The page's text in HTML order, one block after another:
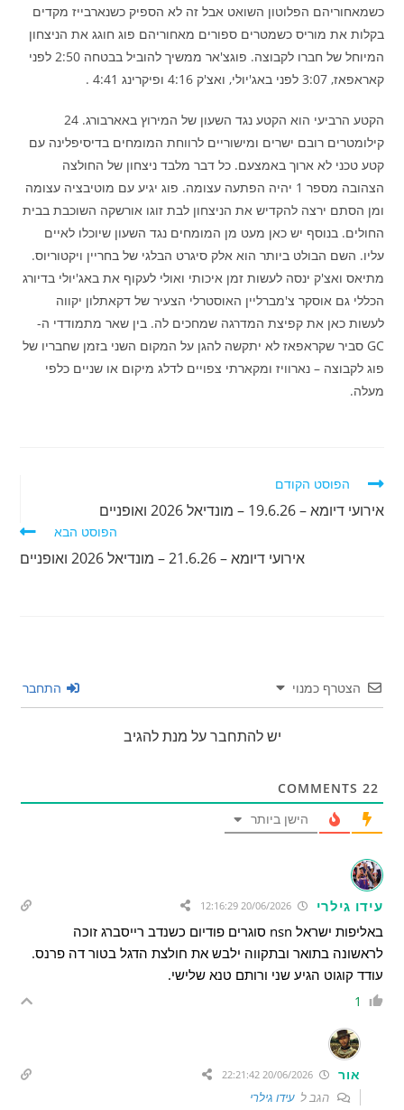
כשמאחוריהם הפלוטון השואט אבל זה לא הספיק כשנארבייז מקדים
בקלות את מוריס כשמטרים ספורים מאחוריהם פוג חוגג את הניצחון
המיוחל של חברו לקבוצה. פוגצ'אר ממשיך להוביל בבטחה 2:50 לפני
קאראפאז, 3:07 לפני באג'יולי, ואצ'ק 4:16 ופיקרינג 4:41 .
הקטע הרביעי הוא הקטע נגד השעון של המירוץ באארבורג. 24
קילומטרים רובם ישרים ומישוריים לרווחת המומחים בדיסיפלינה עם
קטע טכני לא ארוך באמצעם. כל דבר מלבד ניצחון של החולצה
הצהובה מספר 1 יהיה הפתעה עצומה. פוג יגיע עם מוטיבציה עצומה
ומן הסתם ירצה להקדיש את הניצחון לבת זוגו אורשקה השוכבת בבית
החולים. בנוסף יש כאן מעט מן המומחים נגד השעון שיוכלו לאיים
עליו. השם הבולט ביותר הוא אלק סיגרט הבלגי של בחריין ויקטוריוס.
מתיאס ואצ'ק ינסה לעשות זמן איכותי ואולי לעקוף את באג'יולי בדיורג
הכללי גם אוסקר צ'מברליין האוסטרלי הצעיר של דקאתלון יקווה
לעשות כאן את קפיצת המדרגה שמחכים לה. בין שאר מתמודדי ה-
GC סביר שקראפאז לא יתקשה להגן על המקום השני בזמן שחבריו של
פוג לקבוצה – נארוויז ומקארתי צפויים לדלג מיקום או שניים כלפי
מעלה.
לקרוא
נוספים
הפוסט הקודם
אירועי דיומא – 19.6.26 – מונדיאל 2026 ואופניים
הפוסט הבא
אירועי דיומא – 21.6.26 – מונדיאל 2026 ואופניים
הצטרף כמנוי התחבר
יש להתחבר על מנת להגיב
22
הישן ביותר
עידו גילרי 20/06/2026 12:16:29
באליפות ישראל nsn סוגרים פודיום כשנדב רייסברג זוכה
לראשונה בתואר ובתקווה ילבש את חולצת הדגל בטור דה פרנס.
עודד קוגוט הגיע שני ורותם טנא שלישי.
1
אור
הגב לעידו גילרי